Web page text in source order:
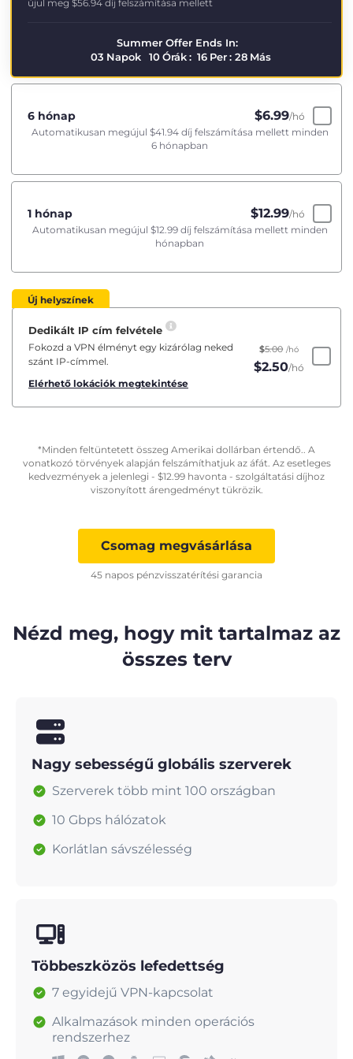
újul meg $56.94 díj felszámítása mellett
Summer Offer Ends In:
03 Napok 10Órák: 16 Per: 28 Más
6 hónap $6.99/hó
Automatikusan megújul $41.94díj felszámítása mellett minden
6 hónapban
1 hónap $12.99/hó
Automatikusan megújul $12.99díj felszámítása mellett minden
hónapban
Új helyszínek
Dedikált IP cím felvétele
Fokozd a VPN élményt egy kizárólag neked
szánt IP-címmel.
Elérhető lokációk megtekintése
$5.00 /hó
$2.50/hó
*Minden feltüntetett összeg Amerikai dollárban értendő.. A
vonatkozó törvények alapján felszámíthatjuk az áfát. Az esetleges
kedvezmények a jelenlegi - $12.99 havonta - szolgáltatási díjhoz
viszonyított árengedményt tükrözik.
Csomag megvásárlása
45 napos pénzvisszatérítési garancia
Nézd meg, hogy mit tartalmaz az
összes terv
Nagy sebességű globális szerverek
Szerverek több mint 100 országban
10 Gbps hálózatok
Korlátlan sávszélesség
Többeszközös lefedettség
7 egyidejű VPN-kapcsolat
Alkalmazások minden operációs
rendszerhez